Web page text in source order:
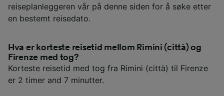
reiseplanleggeren vår på denne siden for å søke etter
en bestemt reisedato.
Hva er korteste reisetid mellom Rimini (città) og
Firenze med tog?
Korteste reisetid med tog fra Rimini (città) til Firenze
er 2 timer and 7 minutter.